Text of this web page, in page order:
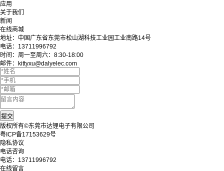
应用
关于我们
新闻
在线商城
地址：中国广东省东莞市松山湖科技工业园工业南路14号
电话：13711996792
时间：周一至周六：8:30-18:00
邮件：kittyxu@dalyelec.com
版权所有©东莞市达锂电子有限公司
粤ICP备17153629号
隐私协议
电话咨询
电话： 13711996792
在线留言